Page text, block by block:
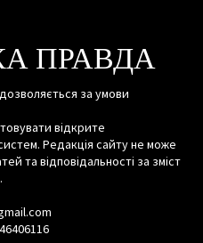
ПРАВДА
за умови
відкрите
Редакція сайту не може
та відповідальності за зміст